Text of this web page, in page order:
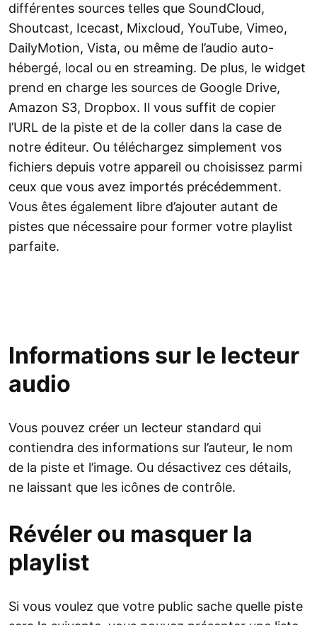
différentes sources telles que SoundCloud,
Shoutcast, Icecast, Mixcloud, YouTube, Vimeo,
DailyMotion, Vista, ou même de l’audio auto-
hébergé, local ou en streaming. De plus, le widget
prend en charge les sources de Google Drive,
Amazon S3, Dropbox. Il vous suffit de copier
l’URL de la piste et de la coller dans la case de
notre éditeur. Ou téléchargez simplement vos
fichiers depuis votre appareil ou choisissez parmi
ceux que vous avez importés précédemment.
Vous êtes également libre d’ajouter autant de
pistes que nécessaire pour former votre playlist
parfaite.
Informations sur le lecteur
audio
Vous pouvez créer un lecteur standard qui
contiendra des informations sur l’auteur, le nom
de la piste et l’image. Ou désactivez ces détails,
ne laissant que les icônes de contrôle.
Révéler ou masquer la
playlist
Si vous voulez que votre public sache quelle piste